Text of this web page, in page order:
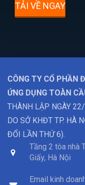
TẢI VỀ NGAY
CÔNG TY CỔ PHẦN
ỨNG DỤNG TOÀN
THÀNH LẬP NGÀY
DO SỞ KHĐT TP. HÀ
ĐỔI LẦN THỨ 6).
Tầng 2 tòa nhà
Giấy, Hà Nội
Email kinh